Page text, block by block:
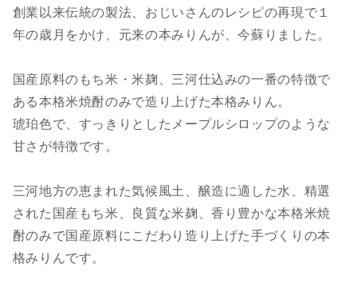
創業以来伝統の製法、おじいさんのレシピの再現で１
年の歳月をかけ、元来の本みりんが、今蘇りました。
国産原料のもち米・米麹、三河仕込みの一番の特徴で
ある本格米焼酎のみで造り上げた本格みりん。
琥珀色で、すっきりとしたメープルシロップのような
甘さが特徴です。
三河地方の恵まれた気候風土、醸造に適した水、精選
された国産もち米、良質な米麹、香り豊かな本格米焼
酎のみで国産原料にこだわり造り上げた手づくりの本
格みりんです。